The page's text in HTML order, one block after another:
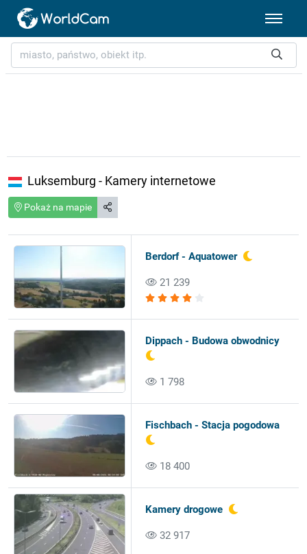
Luksemburg - Kamery internetowe
Pokaż na mapie
Berdorf - Aquatower
21 239
Dippach - Budowa obwodnicy
1 798
Fischbach - Stacja pogodowa
18 400
Kamery drogowe
32 917